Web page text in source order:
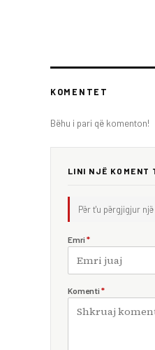
KOMENTET
Bëhu i pari që komenton!
LINI NJË KOMENT
Për t'u përgjigjur
Emri *
Komenti *